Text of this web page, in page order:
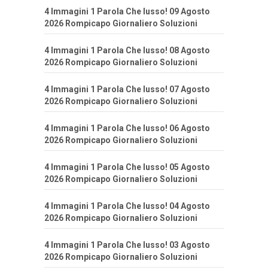
4 Immagini 1 Parola Che lusso! 09 Agosto
2026 Rompicapo Giornaliero Soluzioni
4 Immagini 1 Parola Che lusso! 08 Agosto
2026 Rompicapo Giornaliero Soluzioni
4 Immagini 1 Parola Che lusso! 07 Agosto
2026 Rompicapo Giornaliero Soluzioni
4 Immagini 1 Parola Che lusso! 06 Agosto
2026 Rompicapo Giornaliero Soluzioni
4 Immagini 1 Parola Che lusso! 05 Agosto
2026 Rompicapo Giornaliero Soluzioni
4 Immagini 1 Parola Che lusso! 04 Agosto
2026 Rompicapo Giornaliero Soluzioni
4 Immagini 1 Parola Che lusso! 03 Agosto
2026 Rompicapo Giornaliero Soluzioni